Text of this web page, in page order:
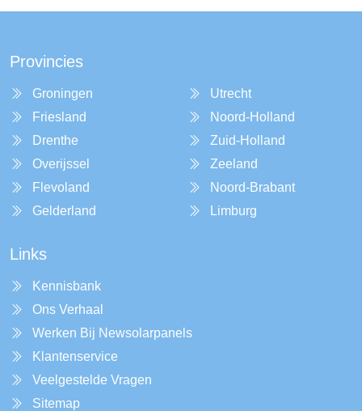
Provincies
Groningen
Friesland
Drenthe
Overijssel
Flevoland
Gelderland
Utrecht
Noord-Holland
Zuid-Holland
Zeeland
Noord-Brabant
Limburg
Links
Kennisbank
Ons Verhaal
Werken Bij Newsolarpanels
Klantenservice
Veelgestelde Vragen
Sitemap